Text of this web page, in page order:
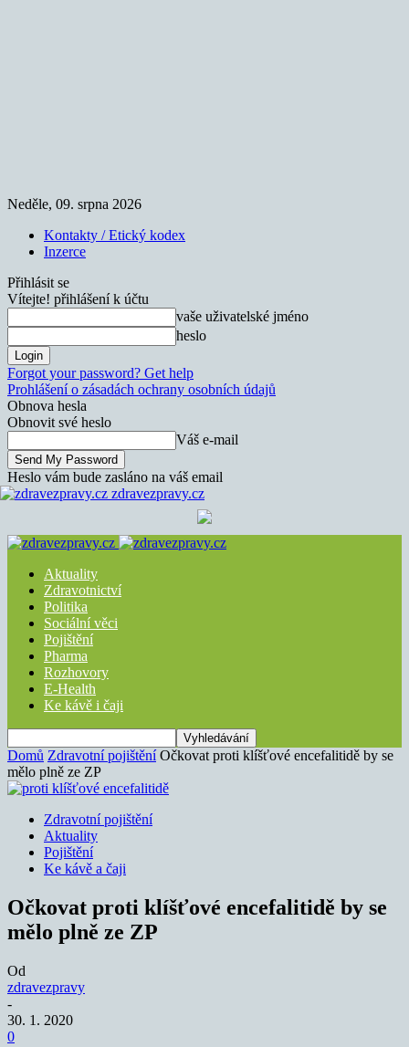
Neděle, 09. srpna 2026
Kontakty / Etický kodex
Inzerce
Přihlásit se
Vítejte! přihlášení k účtu
vaše uživatelské jméno
heslo
Forgot your password? Get help
Prohlášení o zásadách ochrany osobních údajů
Obnova hesla
Obnovit své heslo
Váš e-mail
Heslo vám bude zasláno na váš email
zdravezpravy.cz
Aktuality
Zdravotnictví
Politika
Sociální věci
Pojištění
Pharma
Rozhovory
E-Health
Ke kávě i čaji
Domů Zdravotní pojištění Očkovat proti klíšťové encefalitidě by se
mělo plně ze ZP
Zdravotní pojištění
Aktuality
Pojištění
Ke kávě a čaji
Očkovat proti klíšťové encefalitidě by se
mělo plně ze ZP
Od
zdravezpravy
-
30. 1. 2020
0